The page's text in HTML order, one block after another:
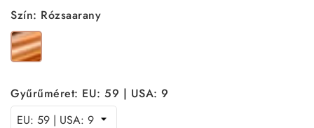
Szín: Rózsaarany
Rózsaarany
Gyűrűméret: EU: 59 | USA: 9